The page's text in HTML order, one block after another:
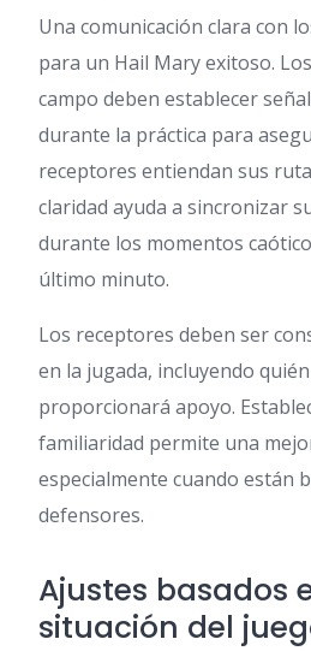
Una comunicación clara con
para un Hail Mary exitoso.
campo deben establecer
durante la práctica para
receptores entiendan sus
claridad ayuda a sincronizar
durante los momentos
último minuto.
Los receptores deben ser
en la jugada, incluyendo
proporcionará apoyo.
familiaridad permite una
especialmente cuando están
defensores.
Ajustes basados
situación del